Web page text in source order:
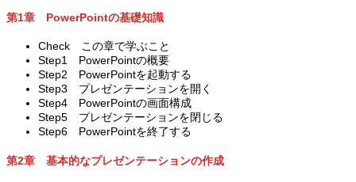
第1章 PowerPointの基礎知識
Check この章で学ぶこと
Step1 PowerPointの概要
Step2 PowerPointを起動する
Step3 プレゼンテーションを開く
Step4 PowerPointの画面構成
Step5 プレゼンテーションを閉じる
Step6 PowerPointを終了する
第2章 基本的なプレゼンテーションの作成